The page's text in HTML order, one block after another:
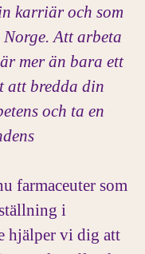
karriär och som
Norge.Att arbeta
mer än bara ett
att bredda din
och ta en
farmaceuter som
i
hjälper vi dig att